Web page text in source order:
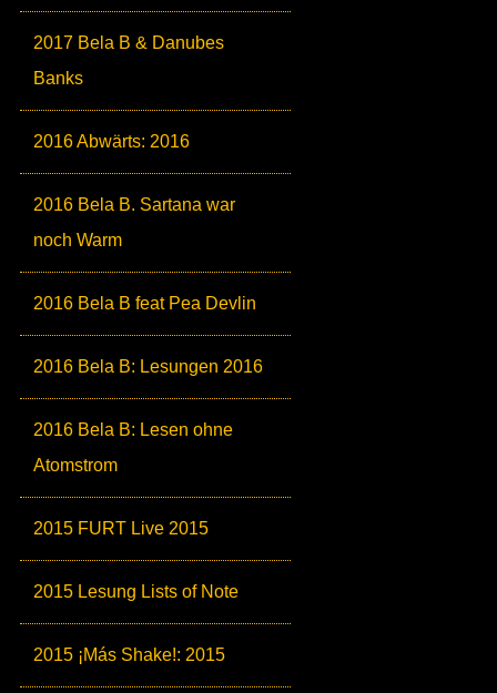
2017 Bela B & Danubes
Banks
2016 Abwärts: 2016
2016 Bela B. Sartana war
noch Warm
2016 Bela B feat Pea Devlin
2016 Bela B: Lesungen 2016
2016 Bela B: Lesen ohne
Atomstrom
2015 FURT Live 2015
2015 Lesung Lists of Note
2015 ¡Más Shake!: 2015